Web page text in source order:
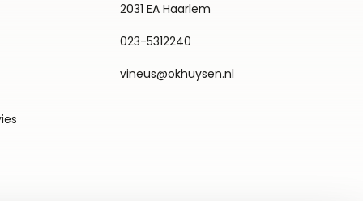
2031 EA Haarlem
023-5312240
vineus@okhuysen.nl